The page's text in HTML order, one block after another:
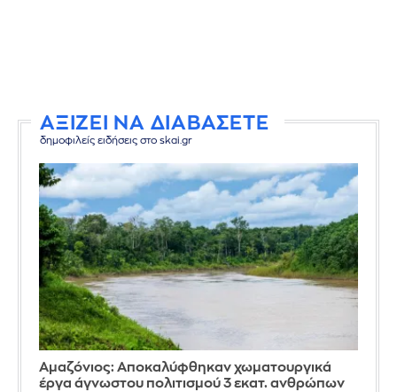
ΑΞΙΖΕΙ ΝΑ ΔΙΑΒΑΣΕΤΕ
δημοφιλείς ειδήσεις στο skai.gr
Αμαζόνιος: Αποκαλύφθηκαν χωματουργικά
έργα άγνωστου πολιτισμού 3 εκατ. ανθρώπων